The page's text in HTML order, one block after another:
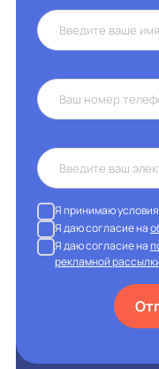
Я принимаю условия
Я даю согласие на
Я даю согласие на
рекламной